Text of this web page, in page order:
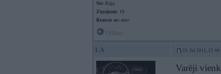
No: Rīga
Ziņojumi: 10
Braucu ar: auto
LA 23. Jul 2011, 12:44
Varēji